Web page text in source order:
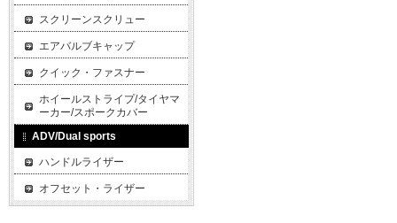
スクリーンスクリュー
エアバルブキャップ
クイック・ファスナー
ホイールストライプ/タイヤマ
ーカー/スポークカバー
ADV/Dual sports
ハンドルライザー
オフセット・ライザー